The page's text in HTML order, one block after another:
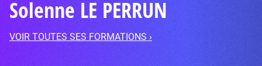
Solenne LE PERRUN
VOIR TOUTES SES FORMATIONS ›